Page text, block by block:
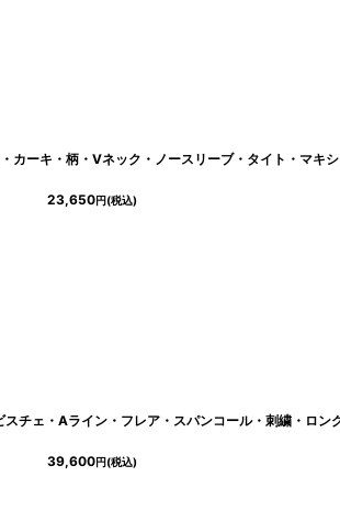
23,650円(税込)
39,600円(税込)